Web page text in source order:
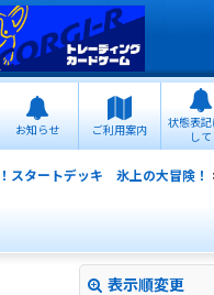
お知らせ ご利用案内
状態表記
して
スタートデッキ 氷上の大冒険！
表示順変更